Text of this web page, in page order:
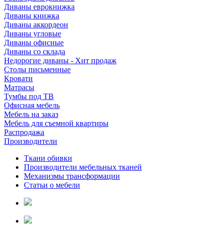
Диваны еврокнижка
Диваны книжка
Диваны аккордеон
Диваны угловые
Диваны офисные
Диваны со склада
Недорогие диваны - Хит продаж
Столы письменные
Кровати
Матрасы
Тумбы под ТВ
Офисная мебель
Мебель на заказ
Мебель для съемной квартиры
Распродажа
Производители
Ткани обивки
Производители мебельных тканей
Механизмы трансформации
Статьи о мебели